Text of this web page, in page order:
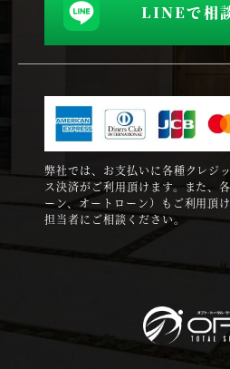
LINEで相
弊社では、お支払いに各種クレジ
ス決済がご利用頂けます。また、
ーン、オートローン）もご利用頂
担当者にご相談ください。